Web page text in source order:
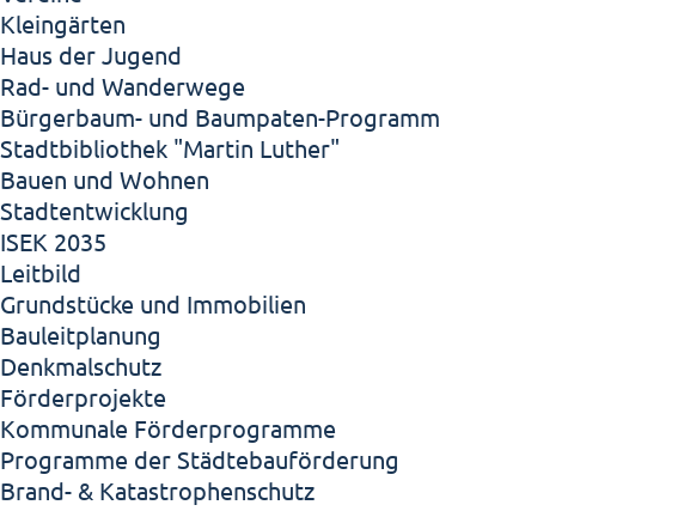
Kleingärten
Haus der Jugend
Rad- und Wanderwege
Bürgerbaum- und Baumpaten-Programm
Stadtbibliothek "Martin Luther"
Bauen und Wohnen
Stadtentwicklung
ISEK 2035
Leitbild
Grundstücke und Immobilien
Bauleitplanung
Denkmalschutz
Förderprojekte
Kommunale Förderprogramme
Programme der Städtebauförderung
Brand- & Katastrophenschutz